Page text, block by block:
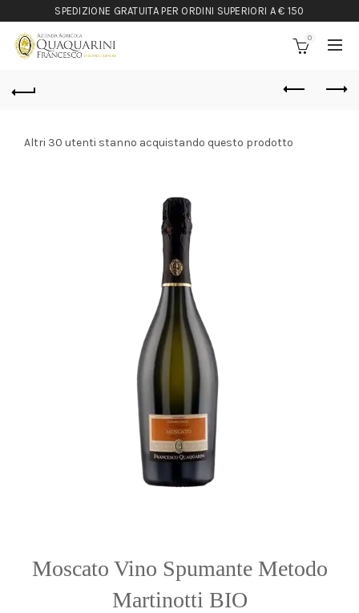
SPEDIZIONE GRATUITA PER ORDINI SUPERIORI A € 150
0
Altri 30 utenti stanno acquistando questo prodotto
Moscato Vino Spumante Metodo
Martinotti BIO